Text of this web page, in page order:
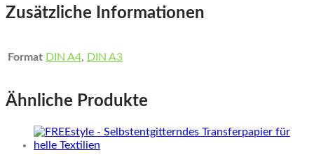
Zusätzliche Informationen
Format DIN A4, DIN A3
Ähnliche Produkte